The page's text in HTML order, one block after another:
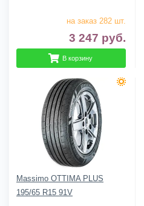
на заказ 282 шт.
3 247 руб.
В корзину
Massimo OTTIMA PLUS
195/65 R15 91V